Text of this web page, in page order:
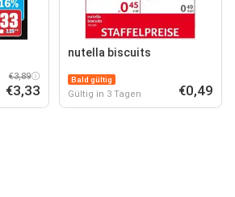
€3,89
€3,33
nutella biscuits
Bald gültig
Gültig in 3 Tagen €0,49